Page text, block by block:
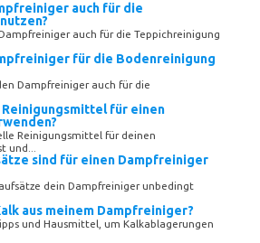
auch für die
auch für die Teppichreinigung
für die Bodenreinigung
Dampfreiniger auch für die
Reinigungsmittel für einen
Reinigungsmittel für deinen
und...
sind für einen Dampfreiniger
dein Dampfreiniger unbedingt
aus meinem Dampfreiniger?
und Hausmittel, um Kalkablagerungen